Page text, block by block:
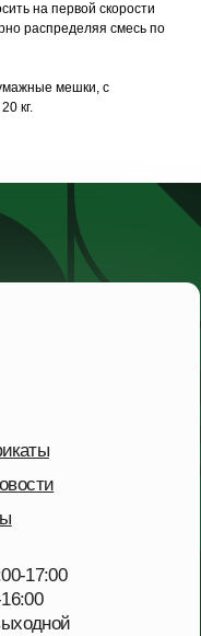
на первой скорости
распределяя смесь по
мешки, с
кг.